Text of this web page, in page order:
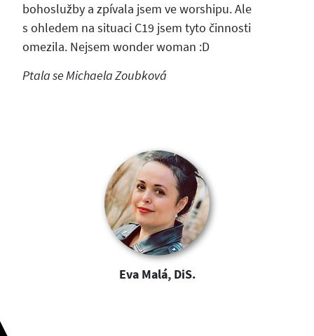
bohoslužby a zpívala jsem ve worshipu. Ale
s ohledem na situaci C19 jsem tyto činnosti
omezila. Nejsem wonder woman :D
Ptala se Michaela Zoubková
Eva Malá, DiS.